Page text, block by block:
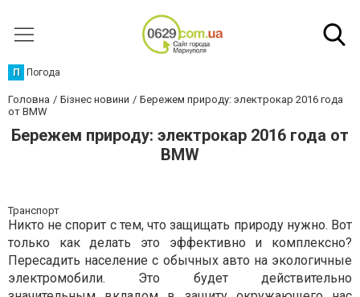
П Погода
Головна Бізнес новини
Бережем природу: электрокар 2016 года
от BMW
Бережем природу: электрокар 2016 года от
BMW
Транспорт
Никто не спорит с тем, что защищать природу нужно. Вот
только как делать это эффективно и комплексно?
Пересадить население с обычных авто на экологичные
электромобили. Это будет действительно